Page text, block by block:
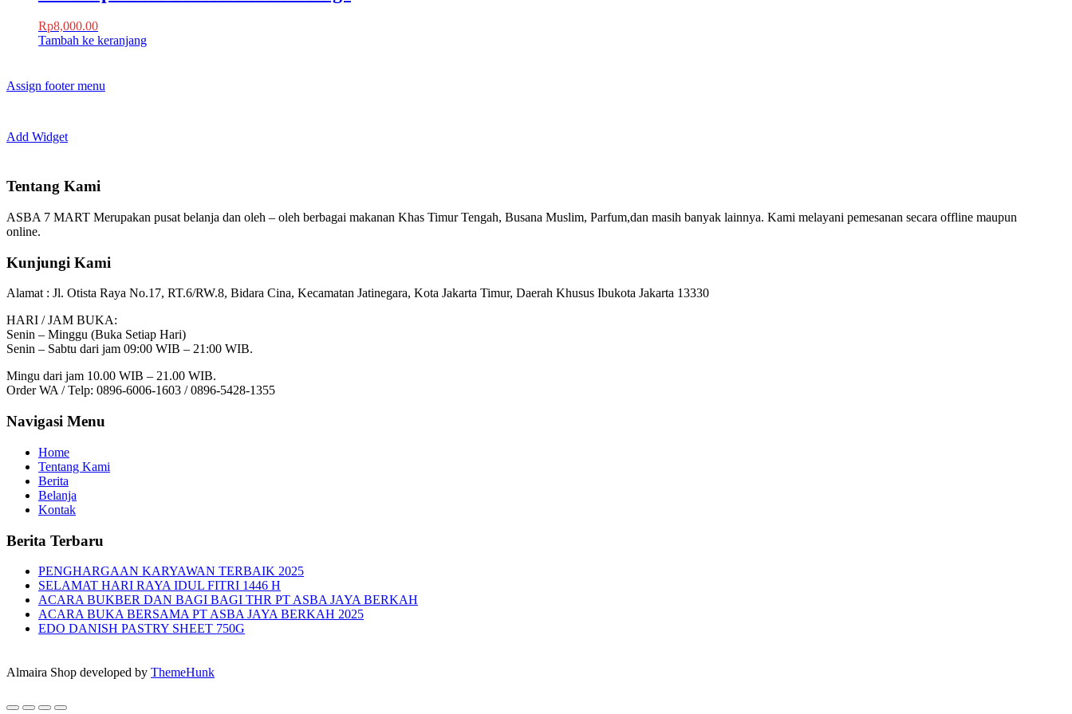
Rp8,000.00
Tambah ke keranjang
Assign footer menu
Add Widget
Tentang Kami
ASBA 7 MART Merupakan pusat belanja dan oleh – oleh berbagai makanan Khas Timur Tengah, Busana Muslim, Parfum,dan masih banyak lainnya. Kami melayani pemesanan secara offline maupun
online.
Kunjungi Kami
Alamat : Jl. Otista Raya No.17, RT.6/RW.8, Bidara Cina, Kecamatan Jatinegara, Kota Jakarta Timur, Daerah Khusus Ibukota Jakarta 13330
HARI / JAM BUKA:
Senin – Minggu (Buka Setiap Hari)
Senin – Sabtu dari jam 09:00 WIB – 21:00 WIB.
Mingu dari jam 10.00 WIB – 21.00 WIB.
Order WA / Telp: 0896-6006-1603 / 0896-5428-1355
Navigasi Menu
Home
Tentang Kami
Berita
Belanja
Kontak
Berita Terbaru
PENGHARGAAN KARYAWAN TERBAIK 2025
SELAMAT HARI RAYA IDUL FITRI 1446 H
ACARA BUKBER DAN BAGI BAGI THR PT ASBA JAYA BERKAH
ACARA BUKA BERSAMA PT ASBA JAYA BERKAH 2025
EDO DANISH PASTRY SHEET 750G
Almaira Shop developed by ThemeHunk